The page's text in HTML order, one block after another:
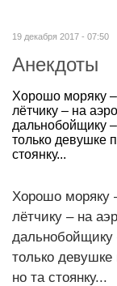
19 декабря 2017 - 07:50
Анекдоты
Хорошо моряку
лётчику – на
дальнобойщику
только девушке
стоянку...
Хорошо моряку
лётчику – на
дальнобойщику
только девушке
но та стоянку...